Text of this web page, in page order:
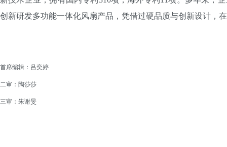
创新研发多功能一体化风扇产品，凭借过硬品质与创新设计，
首席编辑：吕奕婷
二审：陶莎莎
三审：朱谢旻